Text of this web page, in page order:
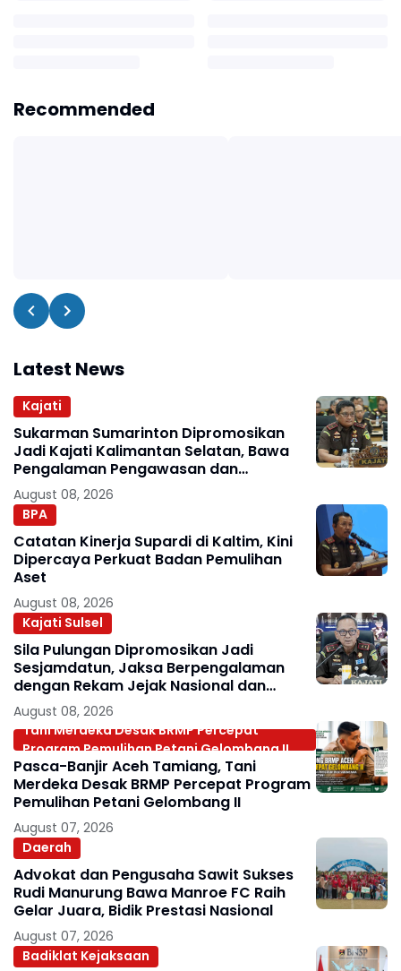
Recommended
Latest News
Kajati
Sukarman Sumarinton Dipromosikan
Jadi Kajati Kalimantan Selatan, Bawa
Pengalaman Pengawasan dan
Kepemimpinan
August 08, 2026
BPA
Catatan Kinerja Supardi di Kaltim, Kini
Dipercaya Perkuat Badan Pemulihan
Aset
August 08, 2026
Kajati Sulsel
Sila Pulungan Dipromosikan Jadi
Sesjamdatun, Jaksa Berpengalaman
dengan Rekam Jejak Nasional dan
Internasional
August 08, 2026
Tani Merdeka Desak BRMP Percepat
Program Pemulihan Petani Gelombang II
Pasca-Banjir Aceh Tamiang, Tani
Merdeka Desak BRMP Percepat Program
Pemulihan Petani Gelombang II
August 07, 2026
Daerah
Advokat dan Pengusaha Sawit Sukses
Rudi Manurung Bawa Manroe FC Raih
Gelar Juara, Bidik Prestasi Nasional
August 07, 2026
Badiklat Kejaksaan